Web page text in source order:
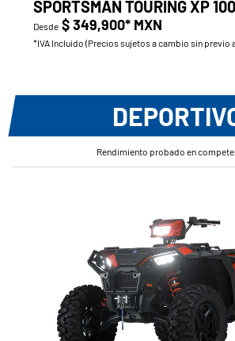
SPORTSMAN TOURING XP
Desde $ 349,900* MXN
*IVA Incluido (Precios sujetos a cambio sin previo
Rendimiento probado en